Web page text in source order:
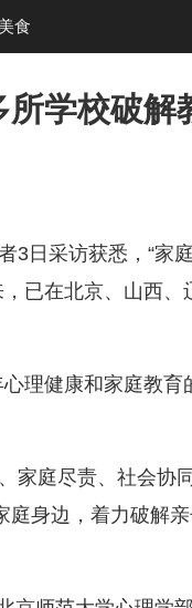
美食
学校破解
日采访获悉，“家
已在北京、山西
理健康和家庭教育
庭尽责、社会协
身边，着力破解